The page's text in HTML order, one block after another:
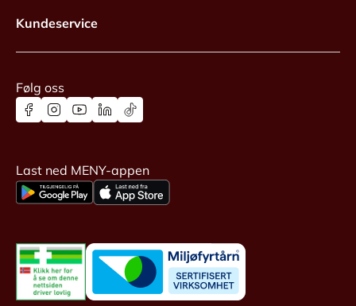
Kundeservice
Følg oss
Last ned MENY-appen